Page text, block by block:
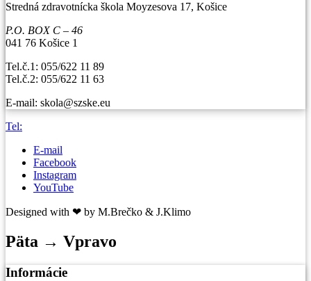
Stredná zdravotnícka škola Moyzesova 17, Košice
P.O. BOX C – 46
041 76 Košice 1
Tel.č.1: 055/622 11 89
Tel.č.2: 055/622 11 63
E-mail: skola@szske.eu
Tel:
E-mail
Facebook
Instagram
YouTube
Designed with ❤ by M.Brečko & J.Klimo
Päta → Vpravo
Informácie